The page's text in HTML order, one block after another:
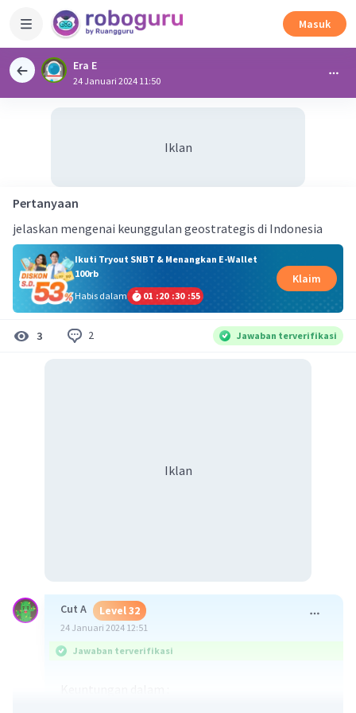
Masuk
Era E
24 Januari 2024 11:50
Iklan
Pertanyaan
jelaskan mengenai keunggulan geostrategis di Indonesia
Ikuti Tryout SNBT & Menangkan E-Wallet
100rb
Habis dalam
01 :20 :30 :55
Klaim
3 2 Jawaban terverifikasi
Iklan
Cut A Level 32
24 Januari 2024 12:51
Jawaban terverifikasi